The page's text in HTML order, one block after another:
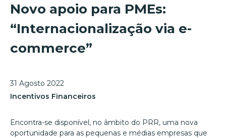
Novo apoio para PMEs:
“Internacionalização via e-
commerce”
31 Agosto 2022
Incentivos Financeiros
Encontra-se disponível, no âmbito do PRR, uma nova
oportunidade para as pequenas e médias empresas que